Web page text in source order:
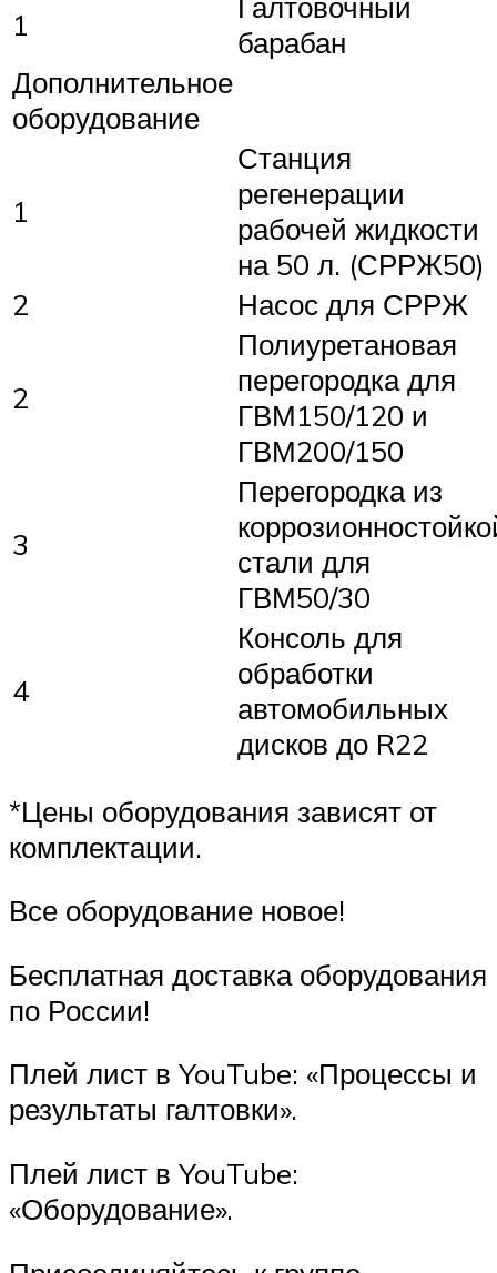
1
барабан
Дополнительное
оборудование
1
Станция
регенерации
рабочей жидкости
на 50 л. (СРРЖ50)
2
Насос для СРРЖ
2
Полиуретановая
перегородка для
ГВМ150/120 и
ГВМ200/150
3
Перегородка из
стали для
ГВМ50/30
4
Консоль для
обработки
автомобильных
дисков до R22
*Цены оборудования зависят от
комплектации.
Все оборудование новое!
Бесплатная доставка оборудования
по России!
Плей лист в YouTube: «Процессы и
результаты галтовки».
Плей лист в YouTube:
«Оборудование».